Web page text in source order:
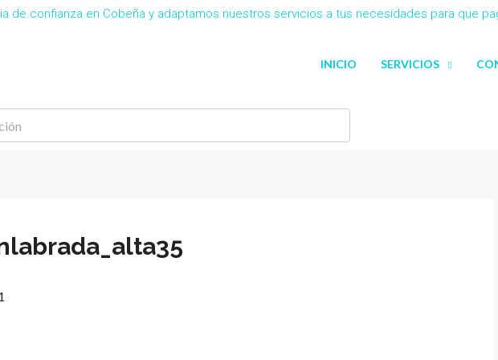
de confianza en Cobeña y adaptamos nuestros servicios a tus necesidades para que
INICIO SERVICIOS